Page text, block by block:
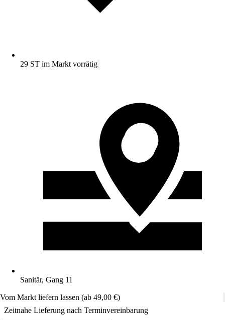
29 ST im Markt vorrätig
Sanitär, Gang 11
Vom Markt liefern lassen (ab 49,00 €)
Zeitnahe Lieferung nach Terminvereinbarung